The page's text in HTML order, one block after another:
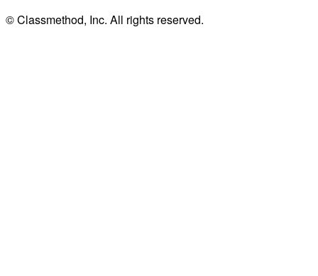
© Classmethod, Inc. All rights reserved.